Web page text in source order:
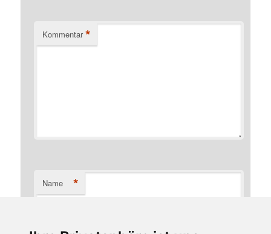
Kommentar *
Name *